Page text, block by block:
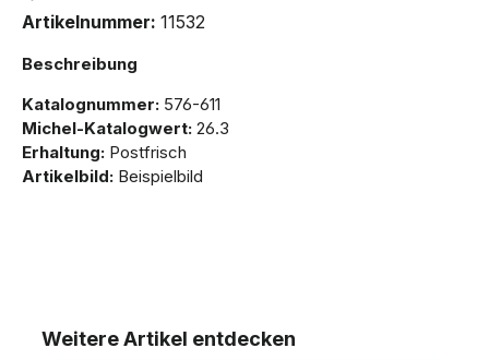
Artikelnummer: 11532
Beschreibung
Katalognummer: 576-611
Michel-Katalogwert: 26.3
Erhaltung: Postfrisch
Artikelbild: Beispielbild
Weitere Artikel entdecken